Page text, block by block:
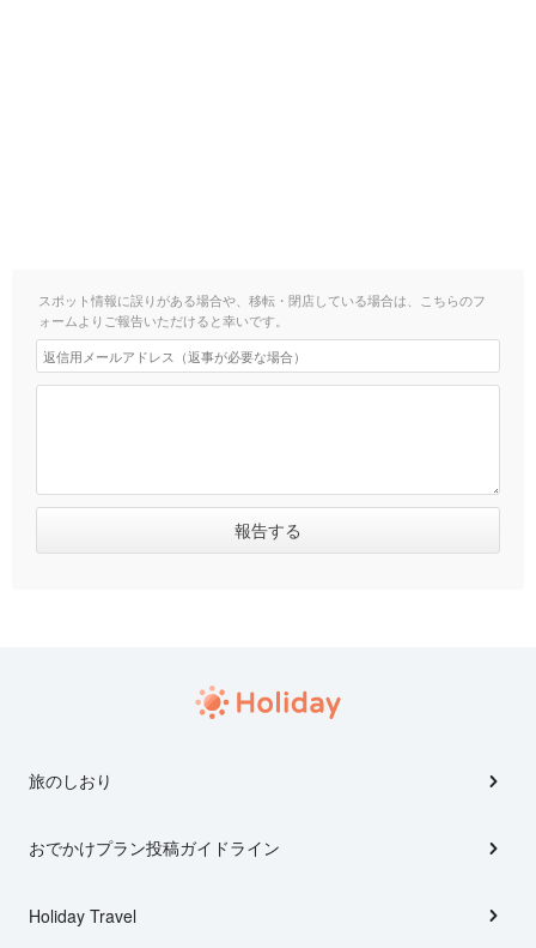
スポット情報に誤りがある場合や、移転・閉店している場合は、こちらのフ
ォームよりご報告いただけると幸いです。
旅のしおり
おでかけプラン投稿ガイドライン
Holiday Travel